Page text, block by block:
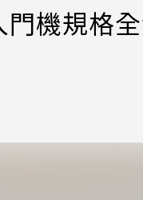
機規格